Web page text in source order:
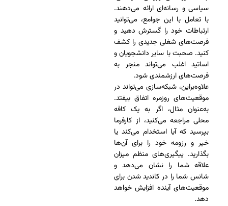
سیاسی و رسانه‌ای ارائه می‌دهند.
با تعامل با این جوامع، می‌توانید
ارتباطات خود را گسترش دهید و
فرصت‌های شغلی جدیدی را کشف
کنید. صحبت با سایر دانشجویان و
اساتید اغلب می‌تواند منجر به
فرصت‌های ارزشمندی شود.
علاوه‌براین، شبکه‌سازی می‌تواند در
موقعیت‌های روزمره اتفاق بیفتد.
به‌عنوان مثال، اگر به یک کافه
محلی مراجعه می‌کنید، از کارفرما
بپرسید که آیا استخدام می‌کند یا
خیر و رزومه خود را برای آن‌ها
بگذارید. پیگیری‌های منظم میزان
علاقه شما را نشان می‌دهد و
شانس شما را در کاندید شدن برای
موقعیت‌های آینده افزایش خواهد
دهد.